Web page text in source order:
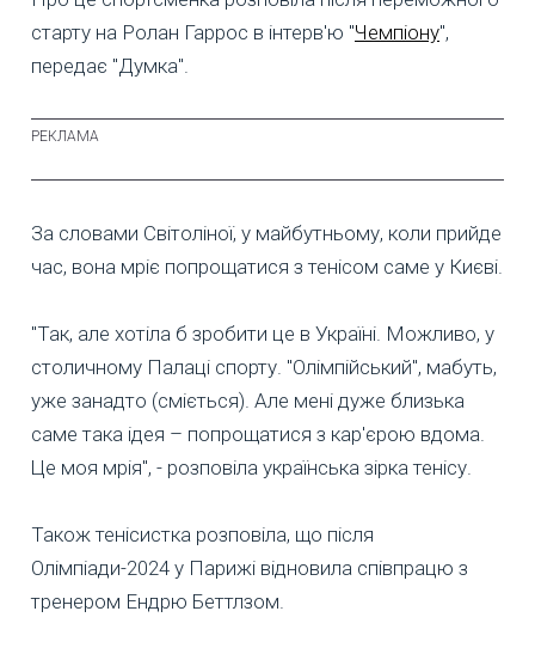
старту на Ролан Гаррос в інтерв'ю "Чемпіону",
передає "Думка".
За словами Світоліної, у майбутньому, коли прийде
час, вона мріє попрощатися з тенісом саме у Києві.
"Так, але хотіла б зробити це в Україні. Можливо, у
столичному Палаці спорту. "Олімпійський", мабуть,
уже занадто (сміється). Але мені дуже близька
саме така ідея – попрощатися з кар'єрою вдома.
Це моя мрія", - розповіла українська зірка тенісу.
Також тенісистка розповіла, що після
Олімпіади-2024 у Парижі відновила співпрацю з
тренером Ендрю Беттлзом.